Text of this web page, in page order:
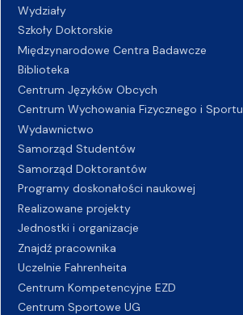
Wydziały
Szkoły Doktorskie
Międzynarodowe Centra Badawcze
Biblioteka
Centrum Języków Obcych
Centrum Wychowania Fizycznego i Sportu
Wydawnictwo
Samorząd Studentów
Samorząd Doktorantów
Programy doskonałości naukowej
Realizowane projekty
Jednostki i organizacje
Znajdź pracownika
Uczelnie Fahrenheita
Centrum Kompetencyjne EZD
Centrum Sportowe UG